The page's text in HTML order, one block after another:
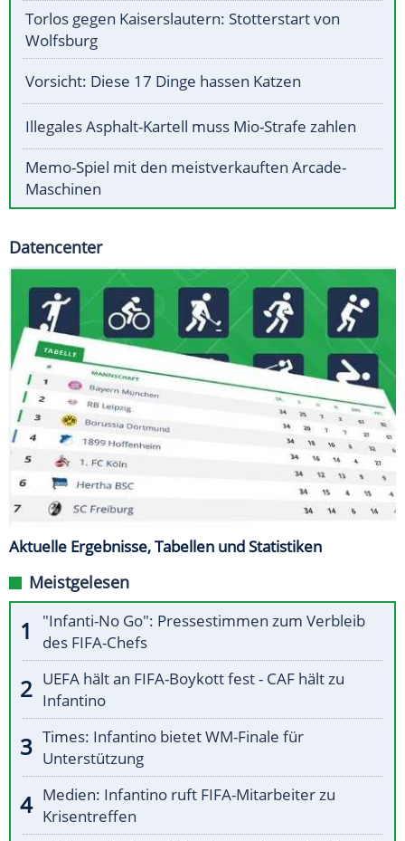
Torlos gegen Kaiserslautern: Stotterstart von
Wolfsburg
Vorsicht: Diese 17 Dinge hassen Katzen
Illegales Asphalt-Kartell muss Mio-Strafe zahlen
Memo-Spiel mit den meistverkauften Arcade-
Maschinen
Datencenter
Aktuelle Ergebnisse, Tabellen und Statistiken
Meistgelesen
"Infanti-No Go": Pressestimmen zum Verbleib
des FIFA-Chefs
UEFA hält an FIFA-Boykott fest - CAF hält zu
Infantino
Times: Infantino bietet WM-Finale für
Unterstützung
Medien: Infantino ruft FIFA-Mitarbeiter zu
Krisentreffen